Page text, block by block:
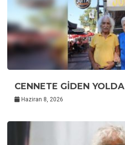
CENNETE GİDEN YOLDA
Haziran 8, 2026